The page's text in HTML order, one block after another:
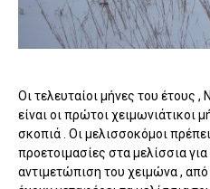
Οι τελευταίοι μήνες του έτους ,
είναι οι πρώτοι χειμωνιάτικοι
σκοπιά . Οι μελισσοκόμοι
προετοιμασίες στα μελίσσια
αντιμετώπιση του χειμώνα ,